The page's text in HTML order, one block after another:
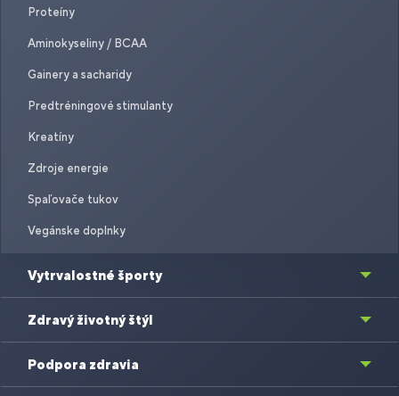
Proteíny
Aminokyseliny / BCAA
Gainery a sacharidy
Predtréningové stimulanty
Kreatíny
Zdroje energie
Spaľovače tukov
Vegánske doplnky
Vytrvalostné športy
Zdravý životný štýl
Podpora zdravia